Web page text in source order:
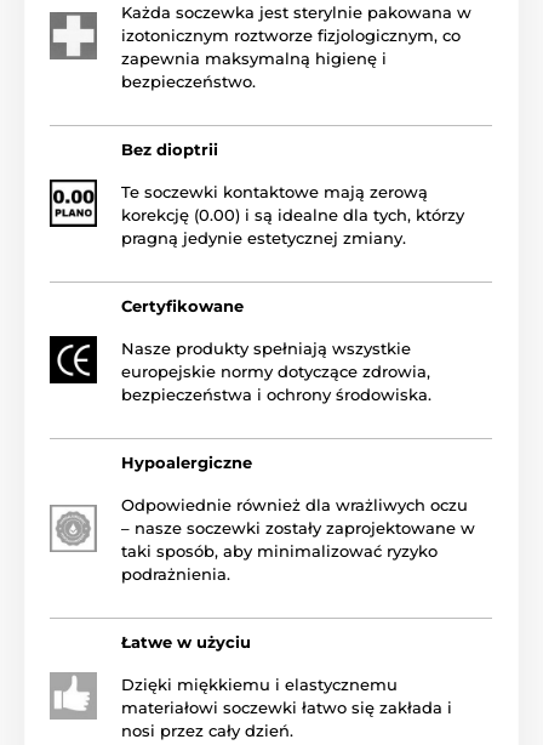
Każda soczewka jest sterylnie pakowana w
izotonicznym roztworze fizjologicznym, co
zapewnia maksymalną higienę i
bezpieczeństwo.
Bez dioptrii
Te soczewki kontaktowe mają zerową
korekcję (0.00) i są idealne dla tych, którzy
pragną jedynie estetycznej zmiany.
Certyfikowane
Nasze produkty spełniają wszystkie
europejskie normy dotyczące zdrowia,
bezpieczeństwa i ochrony środowiska.
Hypoalergiczne
Odpowiednie również dla wrażliwych oczu
– nasze soczewki zostały zaprojektowane w
taki sposób, aby minimalizować ryzyko
podrażnienia.
Łatwe w użyciu
Dzięki miękkiemu i elastycznemu
materiałowi soczewki łatwo się zakłada i
nosi przez cały dzień.